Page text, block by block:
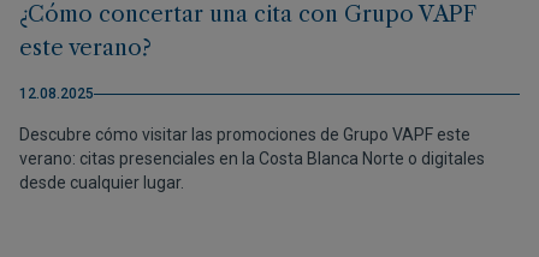
¿Cómo concertar una cita con Grupo VAPF
este verano?
12.08.2025
Descubre cómo visitar las promociones de Grupo VAPF este
verano: citas presenciales en la Costa Blanca Norte o digitales
desde cualquier lugar.